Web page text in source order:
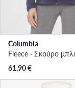
Columbia
61,90€